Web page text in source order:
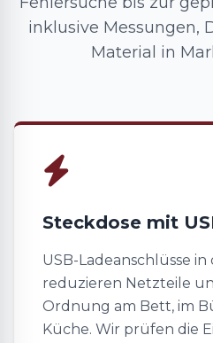
inklusive Messungen,
Material in
Steckdose mit
USB-Ladeanschlüsse in
reduzieren Netzteile
Ordnung am Bett, im
Küche. Wir prüfen die